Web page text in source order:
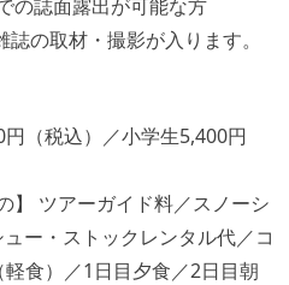
出が可能な方
撮影が入ります。
税込）／小学生5,400円
】 ツアーガイド料／スノーシ
ー・ストックレンタル代／コ
食）／1日目夕食／2日目朝